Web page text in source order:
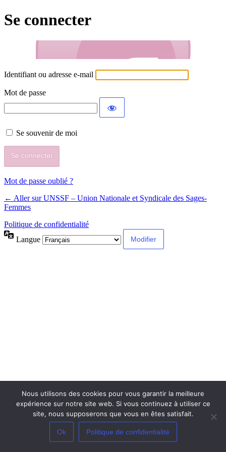
Se connecter
Identifiant ou adresse e-mail
Mot de passe
Se souvenir de moi
Mot de passe oublié ?
← Aller sur UNSSF – Union Nationale et Syndicale des Sages-
Femmes
Politique de confidentialité
Langue
Nous utilisons des cookies pour vous garantir la meilleure
expérience sur notre site web. Si vous continuez à utiliser ce
site, nous supposerons que vous en êtes satisfait.
Ok Politique de confidentialité